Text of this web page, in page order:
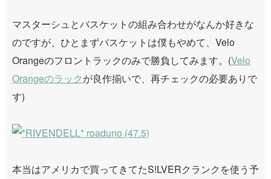
マスターシュとバスケットの組み合わせがなんか好きな
のですが、ひとまずバスケットは僕もやめて、Velo
Orangeのフロントラックのみで勝負してみます。(Velo
Orangeのラックが良作揃いで、再チェックの必要ありで
す)
本当はアメリカで買ってきてたS!LVERクランクを使う予